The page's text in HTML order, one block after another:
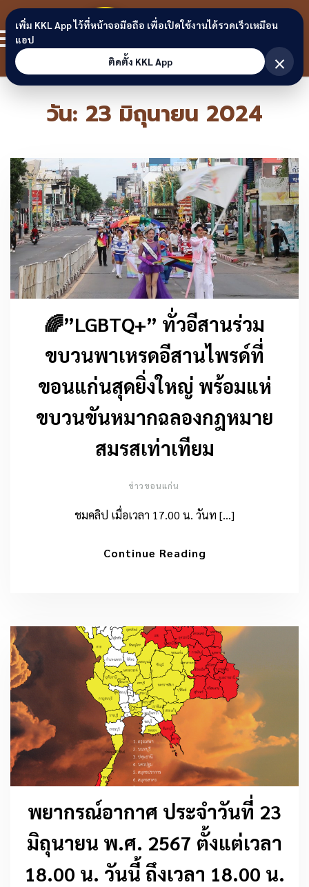
Skip to content
ขอนแก่น
ลิงก์
วัน: 23 มิถุนายน 2024
🌈”LGBTQ+” ทั่วอีสานร่วม
ขบวนพาเหรดอีสานไพรด์ที่
ขอนแก่นสุดยิ่งใหญ่ พร้อมแห่
ขบวนขันหมากฉลองกฎหมาย
สมรสเท่าเทียม
ข่าวขอนแก่น
ชมคลิป เมื่อเวลา 17.00 น. วันท […]
Continue Reading
พยากรณ์อากาศ ประจำวันที่ 23
มิถุนายน พ.ศ. 2567 ตั้งแต่เวลา
18.00 น. วันนี้ ถึงเวลา 18.00 น.
เพิ่ม KKL App ไว้ที่หน้าจอมือถือ เพื่อเปิดใช้งานได้รวดเร็วเหมือน
แอป
ติดตั้ง KKL App
×